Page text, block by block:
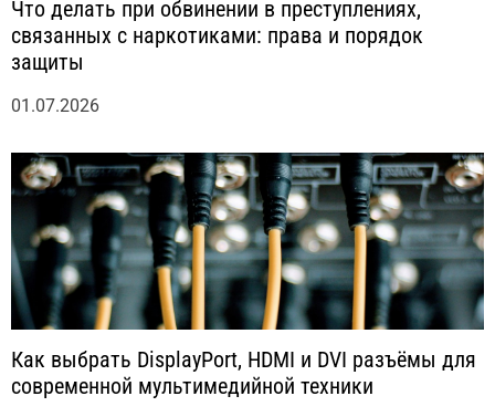
Что делать при обвинении в преступлениях,
связанных с наркотиками: права и порядок
защиты
01.07.2026
Как выбрать DisplayPort, HDMI и DVI разъёмы для
современной мультимедийной техники